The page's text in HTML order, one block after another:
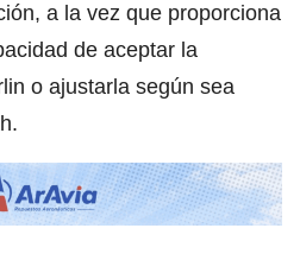
a la vez que proporciona
de aceptar la
o ajustarla según sea